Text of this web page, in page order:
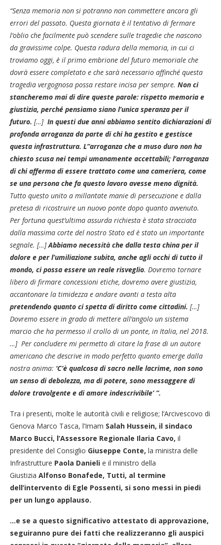
“Senza memoria non si potranno non commettere ancora gli
errori del passato. Questa giornata è il tentativo di fermare
l’oblio che facilmente può scendere sulle tragedie che nascono
da gravissime colpe. Questa radura della memoria, in cui ci
troviamo oggi, è il primo embrione del futuro memoriale che
dovrà essere completato e che sarà necessario affinché questa
tragedia vergognosa possa restare incisa per sempre. Non ci
stancheremo mai di dire queste parole: rispetto memoria e
giustizia, perché pensiamo siano l’unica speranza per il
futuro. […] In questi due anni abbiamo sentito dichiarazioni di
profonda arroganza da parte di chi ha gestito e gestisce
questa infrastruttura. L’’arroganza che a muso duro non ha
chiesto scusa nei tempi umanamente accettabili; l’arroganza
di chi afferma di essere trattato come una cameriera, come
se una persona che fa questo lavoro avesse meno dignità.
Tutto questo unito a millantate manie di persecuzione e dalla
pretesa di ricostruire un nuovo ponte dopo quanto avvenuto.
Per fortuna quest’ultima assurda richiesta è stata stracciata
dalla massima corte del nostro Stato ed è stato un importante
segnale. […]Abbiamo necessità che dalla testa china per il
dolore e per l’umiliazione subita, anche agli occhi di tutto il
mondo, ci possa essere un reale risveglio. Dovremo tornare
libero di firmare concessioni etiche, dovremo avere giustizia,
accantonare la timidezza e andare avanti a testa alta
pretendendo quanto ci spetta di diritto come cittadini. […]
Dovremo essere in grado di mettere all’angolo un sistema
marcio che ha permesso il crollo di un ponte, in Italia, nel 2018.
…] Per concludere mi permetto di citare la frase di un autore
americano che descrive in modo perfetto quanto emerge dalla
nostra anima: ‘C’è qualcosa di sacro nelle lacrime, non sono
un senso di debolezza, ma di potere, sono messaggere di
dolore travolgente e di amore indescrivibile’ ”.
Tra i presenti, molte le autorità civili e religiose; l’Arcivescovo di
Genova Marco Tasca, l’Imam Salah Hussein, il sindaco
Marco Bucci, l’Assessore Regionale Ilaria Cavo, il
presidente del Consiglio Giuseppe Conte, la ministra delle
Infrastrutture Paola Danieli e il ministro della
Giustizia Alfonso Bonafede, Tutti, al termine
dell’intervento di Egle Possenti, si sono messi in piedi
per un lungo applauso.
…e se a questo significativo attestato di approvazione,
seguiranno pure dei fatti che realizzeranno gli auspici